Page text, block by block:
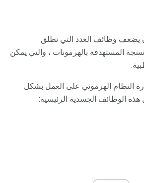
وظائف الغدد التي تطلق
المستهدفة بالهرمونات ، والتي يمكن
النظام الهرموني على العمل بشكل
الوظائف الجسدية الرئيسية: